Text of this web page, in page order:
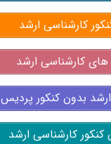
کارشناسی ارشد
های کارشناسی ارشد
بدون کنکور پردیس
کنکور کارشناسی ارشد